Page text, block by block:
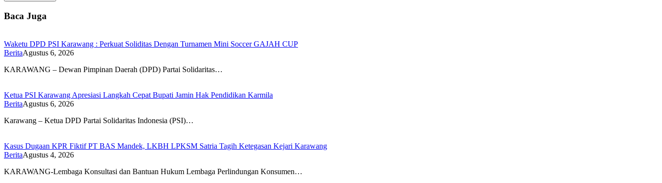
Baca Juga
Waketu DPD PSI Karawang : Perkuat Soliditas Dengan Turnamen Mini Soccer GAJAH CUP
BeritaAgustus 6, 2026
KARAWANG – Dewan Pimpinan Daerah (DPD) Partai Solidaritas…
Ketua PSI Karawang Apresiasi Langkah Cepat Bupati Jamin Hak Pendidikan Karmila
BeritaAgustus 6, 2026
Karawang – Ketua DPD Partai Solidaritas Indonesia (PSI)…
Kasus Dugaan KPR Fiktif PT BAS Mandek, LKBH LPKSM Satria Tagih Ketegasan Kejari Karawang
BeritaAgustus 4, 2026
KARAWANG-Lembaga Konsultasi dan Bantuan Hukum Lembaga Perlindungan Konsumen…